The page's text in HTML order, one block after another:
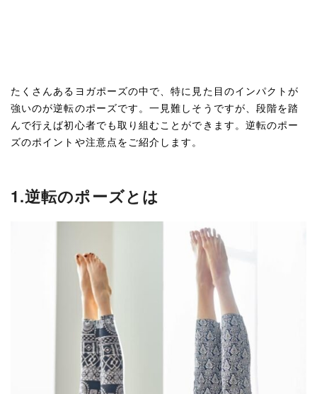
たくさんあるヨガポーズの中で、特に見た目のインパクトが
強いのが逆転のポーズです。一見難しそうですが、段階を踏
んで行えば初心者でも取り組むことができます。逆転のポー
ズのポイントや注意点をご紹介します。
1.逆転のポーズとは